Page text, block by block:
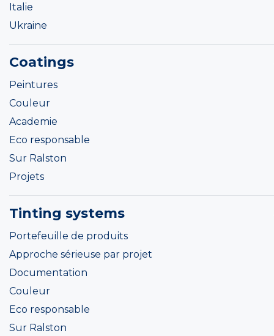
Italie
Ukraine
Coatings
Peintures
Couleur
Academie
Eco responsable
Sur Ralston
Projets
Tinting systems
Portefeuille de produits
Approche sérieuse par projet
Documentation
Couleur
Eco responsable
Sur Ralston